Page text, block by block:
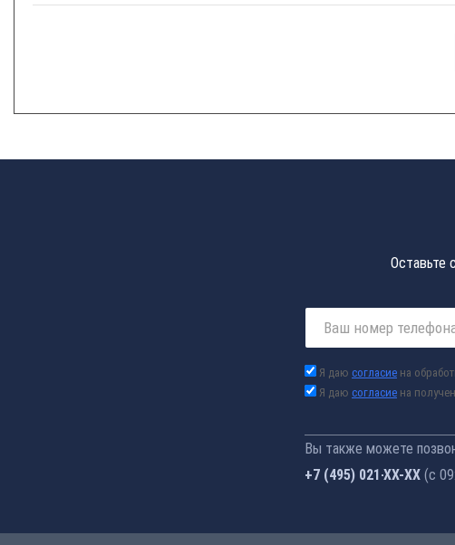
Оставьте
Я даю согласие на
Я даю согласие на
Вы также можете
+7 (495) 021-41-76 (с